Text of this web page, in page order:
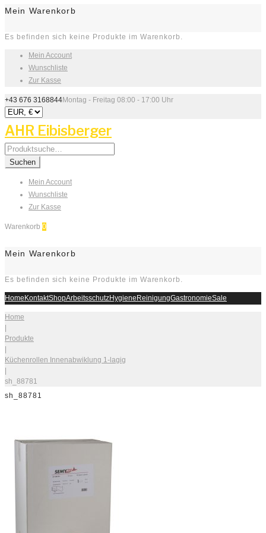
Mein Warenkorb
Es befinden sich keine Produkte im Warenkorb.
Mein Account
Wunschliste
Zur Kasse
+43 676 3168844Montag - Freitag 08:00 - 17:00 Uhr
AHR Eibisberger
Search
for:
Suchen
Mein Account
Wunschliste
Zur Kasse
Warenkorb 0
Mein Warenkorb
Es befinden sich keine Produkte im Warenkorb.
HomeKontaktShopArbeitsschutzHygieneReinigungGastronomieSale
Home
|
Produkte
|
Küchenrollen Innenabwiklung 1-lagig
|
sh_88781
sh_88781